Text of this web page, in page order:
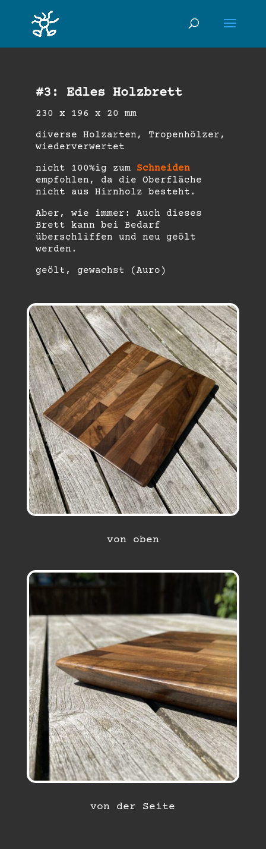
#3: Edles Holzbrett
230 x 196 x 20 mm
diverse Holzarten, Tropenhölzer,
wiederverwertet
nicht 100%ig zum Schneiden
empfohlen, da die Oberfläche
nicht aus Hirnholz besteht.
Aber, wie immer: Auch dieses
Brett kann bei Bedarf
überschliffen und neu geölt
werden.
geölt, gewachst (Auro)
von oben
von der Seite